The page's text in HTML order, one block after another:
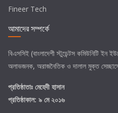
Fineer Tech
আমাদের সম্পর্কে
বিএসসিই (বাংলাদেশী স্টুডেন্টস কমিউনিটি ইন
অলাভজনক, অরাজনৈতিক ও দালাল মুক্ত
প্রতিষ্ঠাতাঃ মেহেদী হাসান
প্রতিষ্ঠাকাল: ৯ মে ২০১৬